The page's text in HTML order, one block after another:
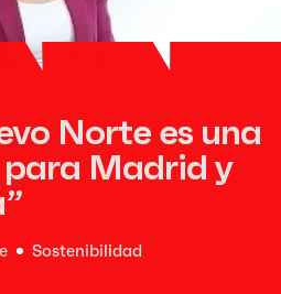
Norte es una
Madrid y
Sostenibilidad